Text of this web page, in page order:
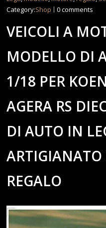
Category:Shop 0 comments
VEICOLI A
MODELLO DI
1/18 PER
AGERA RS
DI AUTO IN
ARTIGIANATO
REGALO